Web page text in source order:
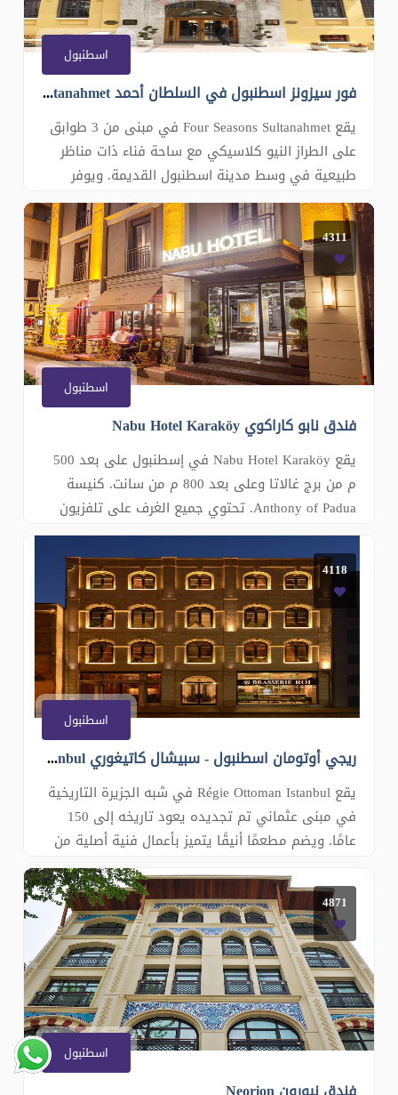
اسطنبول
فور سيزونز اسطنبول في السلطان أحمد Four Seasons Sultanahmet
يقع Four Seasons Sultanahmet في مبنى من 3 طوابق
على الطراز النيو كلاسيكي مع ساحة فناء ذات مناظر
طبيعية في وسط مدينة اسطنبول القديمة. ويوفر
أماكن إقامة فاخرة مع أعمال أصلية لفنانين أتراك مثل
السجاد التركي المنسوج يدويًا. تم تزيين الغرف
والأجنحة في Four Seasons Hotel Istanbul at
Sultanahmet على الطراز التركي مع تفاصيل كلا�
4311
اسطنبول
فندق نابو كاراكوي Nabu Hotel Karaköy
يقع Nabu Hotel Karaköy في إسطنبول على بعد 500
م من برج غالاتا وعلى بعد 800 م من سانت. كنيسة
Anthony of Padua. تحتوي جميع الغرف على تلفزيون
بشاشة مسطحة مع قنوات فضائية. وتضم بعض الغرف
منطقة جلوس حيث يمكن للضيوف الاسترخاء فيها بعد
قضاء يوم حافل. ويمكن للضيوف الاستمتاع بفنجان من
القهوة على التراس أو الشرفة الخاصة بهم. وتضم
4118
اسطنبول
ريجي أوتومان اسطنبول - سبيشال كاتيغوري Régie Ottoman Istanbul
يقع Régie Ottoman Istanbul في شبه الجزيرة التاريخية
في مبنى عثماني تم تجديده يعود تاريخه إلى 150
عامًا. ويضم مطعمًا أنيقًا يتميز بأعمال فنية أصلية من
الفسيفساء وأماكن إقامة تجمع بين وسائل الراحة
العصرية والأجواء الأصيلة. وتبعد منطقة السلطان أحمد
التاريخية مسافة 10 دقائق سيراً على الأقدام. تتميز
الأجنحة وغرف
4871
اسطنبول